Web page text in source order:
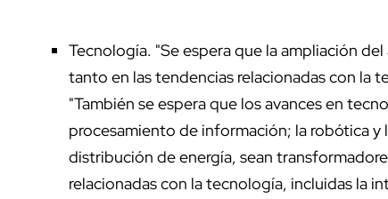
Tecnología. "Se espera que la ampliación
tanto en las tendencias relacionadas con la
"También se espera que los avances en
procesamiento de información; la robótica
distribución de energía, sean
relacionadas con la tecnología, incluidas la